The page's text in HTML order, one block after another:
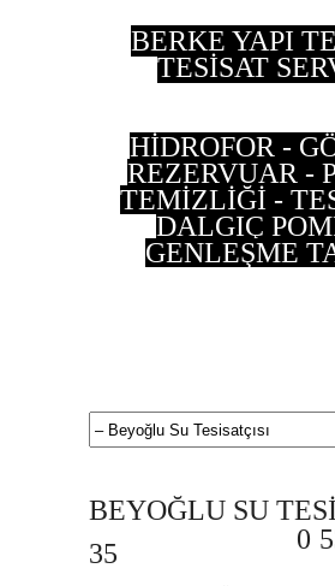
BERKE YAPI
TESİSAT
HİDROFOR -
REZERVUAR -
TEMİZLİĞİ -
DALGIÇ
GENLEŞME
BEYOĞLU SU
0 537
35